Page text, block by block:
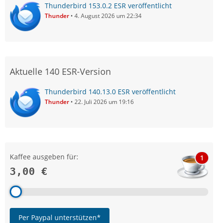
Thunderbird 153.0.2 ESR veröffentlicht
Thunder 4. August 2026 um 22:34
Aktuelle 140 ESR-Version
Thunderbird 140.13.0 ESR veröffentlicht
Thunder 22. Juli 2026 um 19:16
Kaffee ausgeben für:
3,00 €
1
Per Paypal unterstützen*